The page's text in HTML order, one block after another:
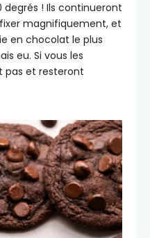
! Ils continueront
magnifiquement, et
en chocolat le plus
eu. Si vous les
pas et resteront